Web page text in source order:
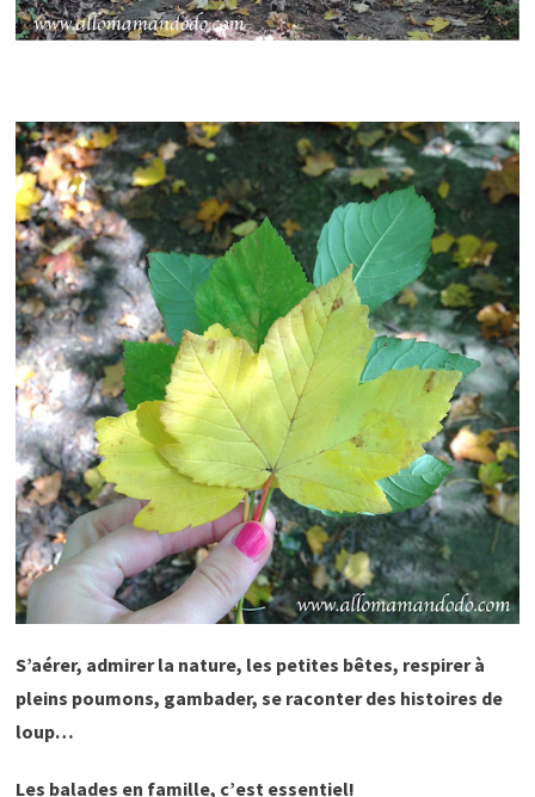
S’aérer, admirer la nature, les petites bêtes, respirer à
pleins poumons, gambader, se raconter des histoires de
loup…
Les balades en famille, c’est essentiel!